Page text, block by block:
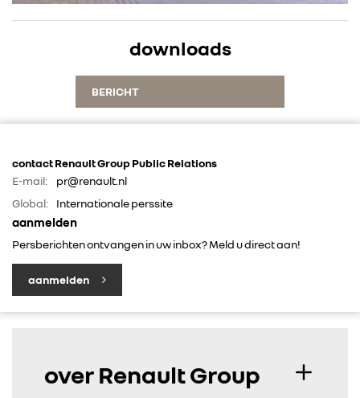
ALLIANCE
FOTO’S & VIDEO’S
CONTACT
downloads
BERICHT
contact Renault Group Public Relations
E-mail:
pr@renault.nl
Global:
Internationale perssite
aanmelden
Persberichten ontvangen in uw inbox? Meld u direct aan!
aanmelden
over Renault Group